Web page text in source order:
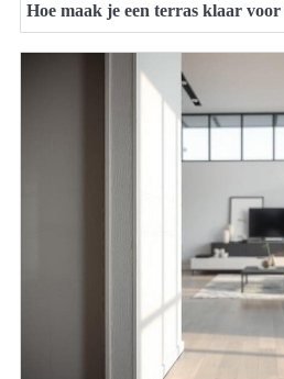
Hoe maak je een terras klaar voor